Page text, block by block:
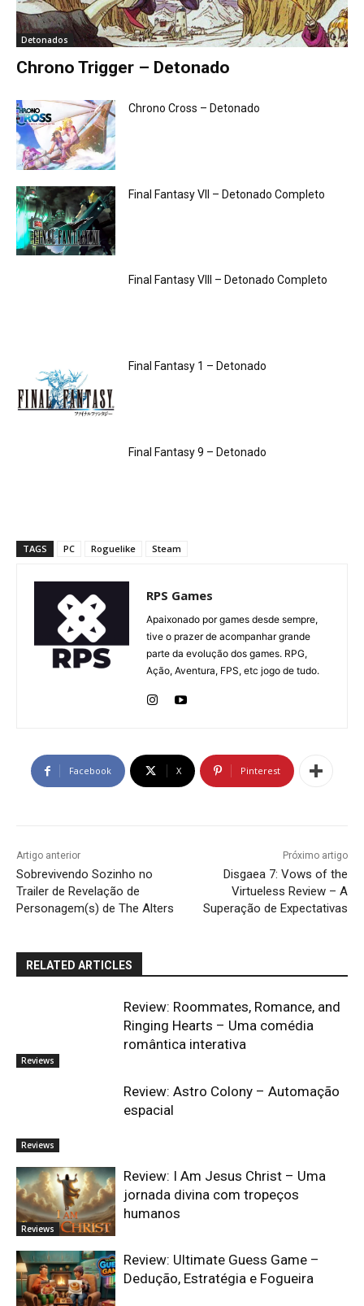
Detonados
Chrono Trigger – Detonado
Chrono Cross – Detonado
Final Fantasy VII – Detonado Completo
Final Fantasy VIII – Detonado Completo
Final Fantasy 1 – Detonado
Final Fantasy 9 – Detonado
TAGS PC Roguelike Steam
RPS Games
Apaixonado por games desde sempre,
tive o prazer de acompanhar grande
parte da evolução dos games. RPG,
Ação, Aventura, FPS, etc jogo de tudo.
Facebook X Pinterest
Artigo anterior
Sobrevivendo Sozinho no
Trailer de Revelação de
Personagem(s) de The Alters
Próximo artigo
Disgaea 7: Vows of the
Virtueless Review – A
Superação de Expectativas
RELATED ARTICLES
Reviews
Review: Roommates, Romance, and
Ringing Hearts – Uma comédia
romântica interativa
Reviews
Review: Astro Colony – Automação
espacial
Reviews
Review: I Am Jesus Christ – Uma
jornada divina com tropeços
humanos
Review: Ultimate Guess Game –
Dedução, Estratégia e Fogueira